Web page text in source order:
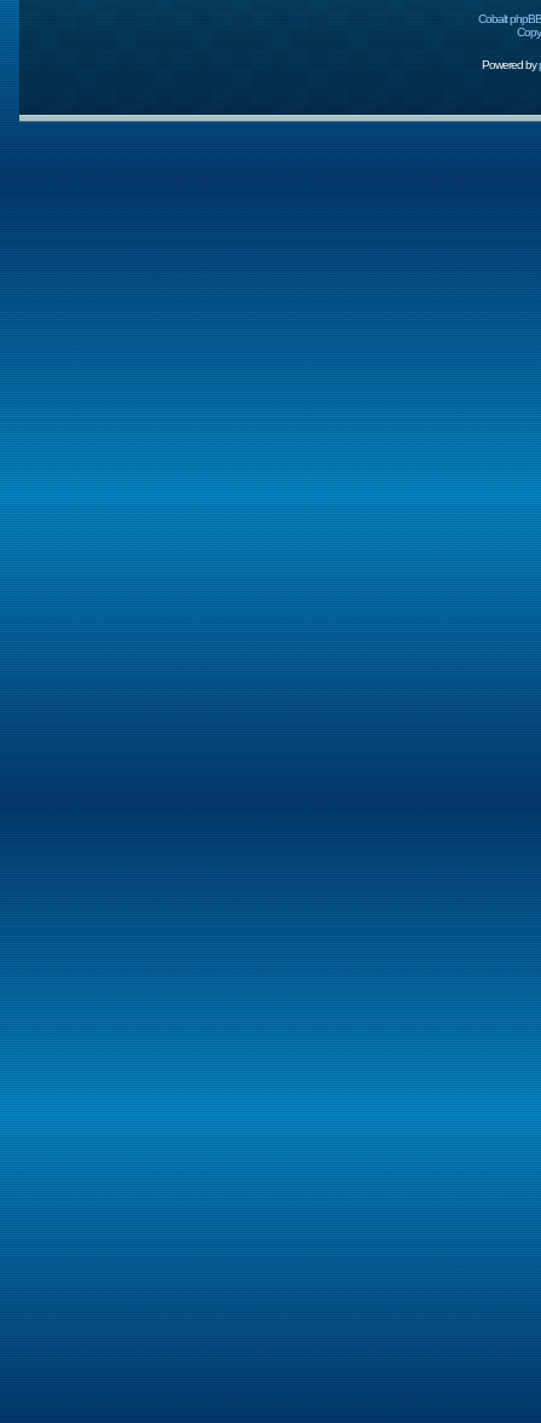
Cobalt
Powered by